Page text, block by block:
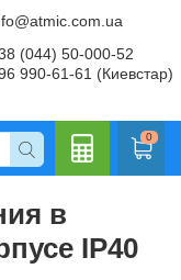
(044) 50-000-52
990-61-61 (Киевстар)
0
в
IP40